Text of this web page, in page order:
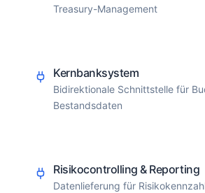
Treasury-Management
Kernbanksystem
Bidirektionale Schnittstelle für
Bestandsdaten
Risikocontrolling & Reporting
Datenlieferung für